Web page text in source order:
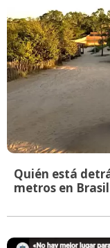
Quién está
metros en